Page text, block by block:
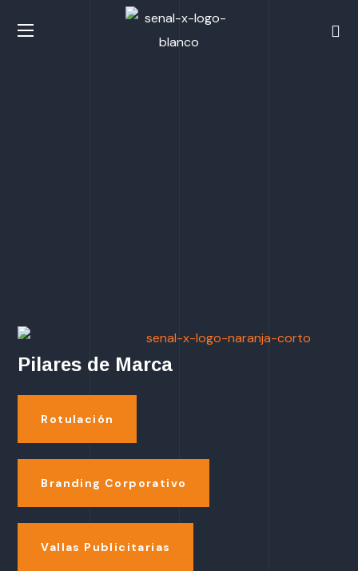
Pilares de Marca
Rotulación
Branding Corporativo
Vallas Publicitarias